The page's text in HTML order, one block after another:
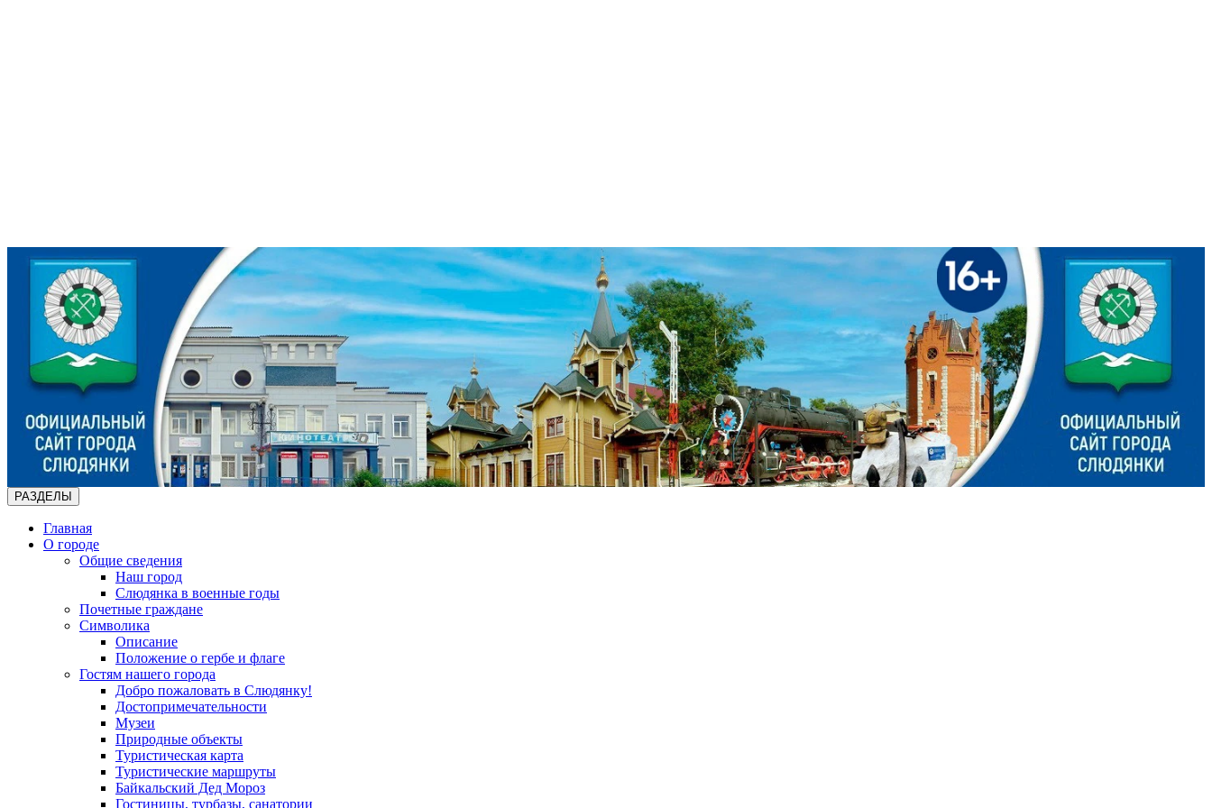
РАЗДЕЛЫ
Главная
О городе
Общие сведения
Наш город
Слюдянка в военные годы
Почетные граждане
Символика
Описание
Положение о гербе и флаге
Гостям нашего города
Добро пожаловать в Слюдянку!
Достопримечательности
Музеи
Природные объекты
Туристическая карта
Туристические маршруты
Байкальский Дед Мороз
Гостиницы, турбазы, санатории